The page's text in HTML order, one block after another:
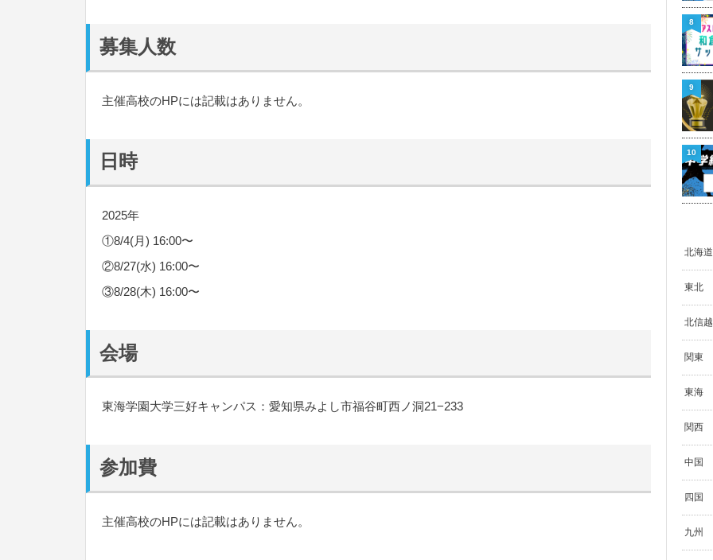
募集人数
主催高校のHPには記載はありません。
日時
2025年
①8/4(月) 16:00〜
②8/27(水) 16:00〜
③8/28(木) 16:00〜
会場
東海学園大学三好キャンパス：愛知県みよし市福谷町西ノ洞21−233
参加費
主催高校のHPには記載はありません。
8
9
10
北海道
東北
北信越
関東
東海
関西
中国
四国
九州